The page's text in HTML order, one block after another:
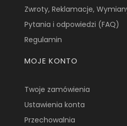
Zwroty, Reklamacje,
Pytania i odpowiedzi (FAQ)
Regulamin
MOJE KONTO
Twoje zamówienia
Ustawienia konta
Przechowalnia